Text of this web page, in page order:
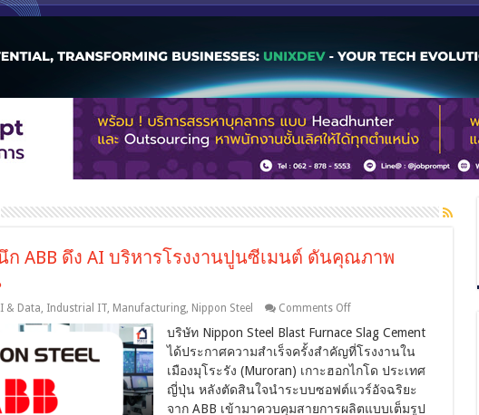
ก ABB ดึง AI บริหารโรงงานปูนซีเมนต์ ดันคุณภาพ
& Data, Industrial IT, Manufacturing, Nippon Steel Comments Offon
Steel
ผนึก
ABB
ดึง
AI
บริหาร
บริษัท Nippon Steel Blast Furnace Slag Cement
ได้ประกาศความสำเร็จครั้งสำคัญที่โรงงานใน
เมืองมุโระรัง (Muroran) เกาะฮอกไกโด ประเทศ
ญี่ปุ่น หลังตัดสินใจนำระบบซอฟต์แวร์อัจฉริยะ
จาก ABB เข้ามาควบคุมสายการผลิตแบบเต็มรูป